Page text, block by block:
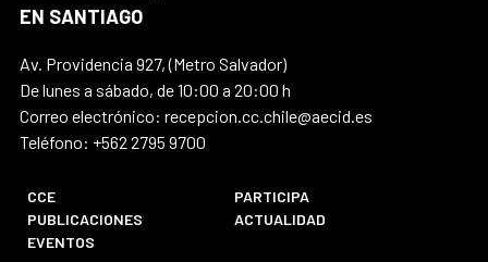
EN SANTIAGO
Av. Providencia 927, (Metro Salvador)
De lunes a sábado, de 10:00 a 20:00 h
Correo electrónico: recepcion.cc.chile@aecid.es
Teléfono: +562 2795 9700
CCE
PARTICIPA
PUBLICACIONES
ACTUALIDAD
EVENTOS